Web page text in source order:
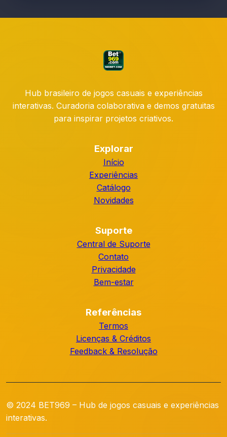
Hub brasileiro de jogos casuais e experiências
interativas. Curadoria colaborativa e demos gratuitas
para inspirar projetos criativos.
Explorar
Início
Experiências
Catálogo
Novidades
Suporte
Central de Suporte
Contato
Privacidade
Bem-estar
Referências
Termos
Licenças & Créditos
Feedback & Resolução
© 2024 BET969 – Hub de jogos casuais e experiências
interativas.